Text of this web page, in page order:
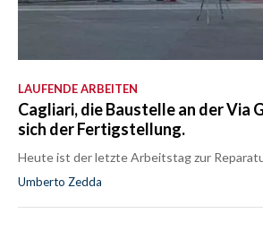
LAUFENDE ARBEITEN
Cagliari, die Baustelle an der Via
sich der Fertigstellung.
Heute ist der letzte Arbeitstag zur
Umberto Zedda